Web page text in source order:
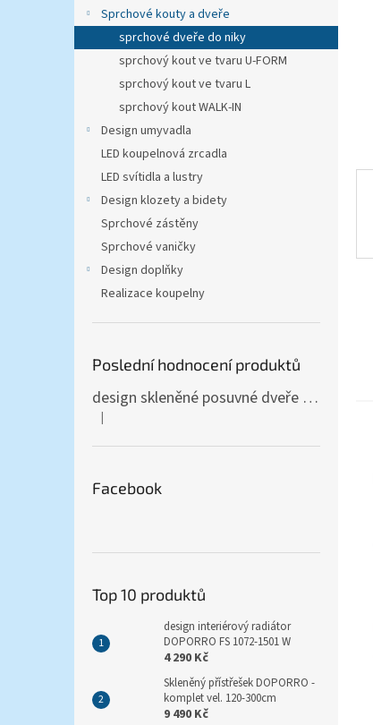
e
l
Sprchové kouty a dveře
sprchové dveře do niky
sprchový kout ve tvaru U-FORM
sprchový kout ve tvaru L
sprchový kout WALK-IN
Design umyvadla
LED koupelnová zrcadla
LED svítidla a lustry
Design klozety a bidety
Sprchové zástěny
Sprchové vaničky
Design doplňky
Realizace koupelny
Poslední hodnocení produktů
design skleněné posuvné dveře Amalfi 90x205 cm T12 - komplet AKCE
Hodnocení produktu je 5 z 5 hvězdiček.
|
Facebook
Top 10 produktů
design interiérový radiátor
DOPORRO FS 1072-1501 W
4 290 Kč
Skleněný přístřešek DOPORRO -
komplet vel. 120-300cm
9 490 Kč